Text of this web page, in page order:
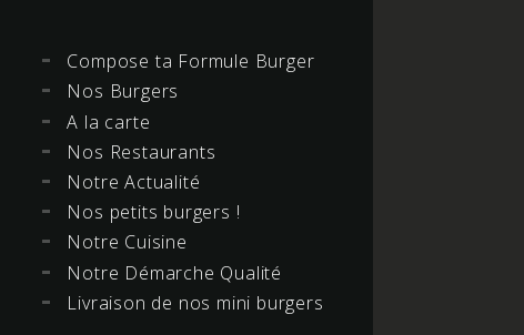
Compose ta Formule Burger
Nos Burgers
A la carte
Nos Restaurants
Notre Actualité
Nos petits burgers !
Notre Cuisine
Notre Démarche Qualité
Livraison de nos mini burgers